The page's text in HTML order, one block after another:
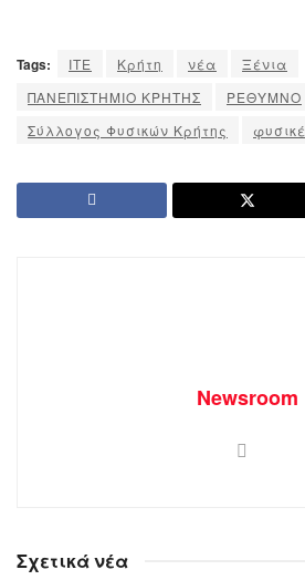
Tags: ΙΤΕ Κρήτη νέα
Ξένια
ΠΑΝΕΠΙΣΤΗΜΙΟ ΚΡΗΤΗΣ
ΡΕΘΥΜΝΟ
Σύλλογος Φυσικών Κρήτης
Newsroom
Σχετικά νέα